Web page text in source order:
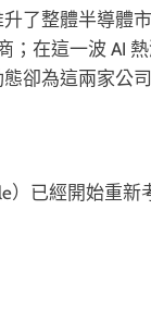
了整體半導體
；在這一波 AI
卻為這兩家公
）已經開始重